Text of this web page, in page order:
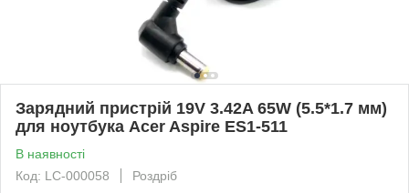
Зарядний пристрій 19V 3.42A 65W (5.5*1.7 мм)
для ноутбука Acer Aspire ES1-511
В наявності
Код: LC-000058
Роздріб